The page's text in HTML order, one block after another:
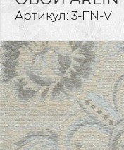
Артикул: 3-FN-V